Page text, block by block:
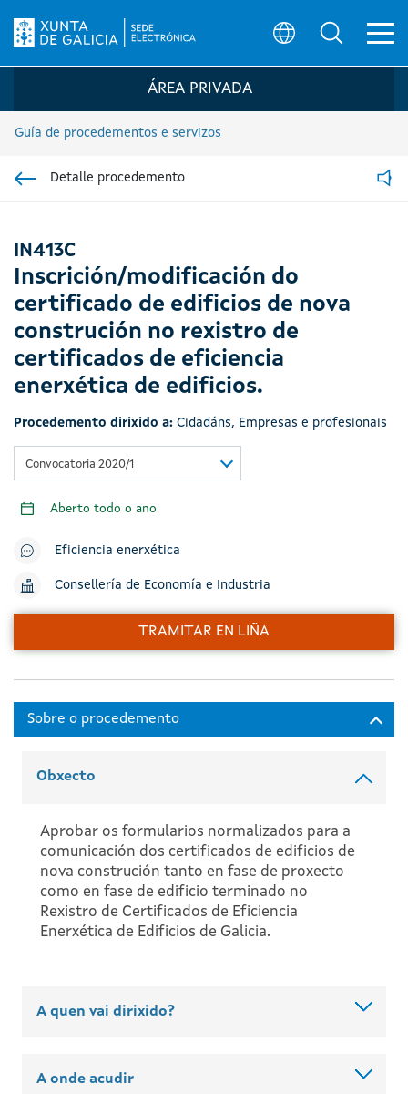
Logo da Sede electrónica da Xunta de
ÁREA PRIVADA
Guía de procedementos e servizos
Detalle procedemento
IN413C
Inscrición/modificación do
certificado de edificios de nova
construción no rexistro de
certificados de eficiencia
enerxética de edificios.
Procedemento dirixido a: Cidadáns, Empresas e profesionais
Convocatoria 2020/1
Aberto todo o ano
Eficiencia enerxética
Consellería de Economía e Industria
TRAMITAR EN LIÑA
Obxecto
Aprobar os formularios normalizados para a
comunicación dos certificados de edificios de
nova construción tanto en fase de proxecto
como en fase de edificio terminado no
Rexistro de Certificados de Eficiencia
Enerxética de Edificios de Galicia.
A quen vai dirixido?
A onde acudir